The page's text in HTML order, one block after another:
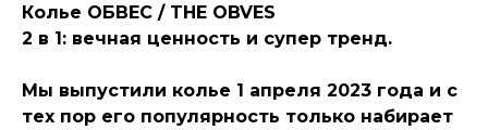
Колье ОБВЕС / THE OBVES
2 в 1: вечная ценность и супер тренд.
Мы выпустили колье 1 апреля 2023 года и с
тех пор его популярность только набирает